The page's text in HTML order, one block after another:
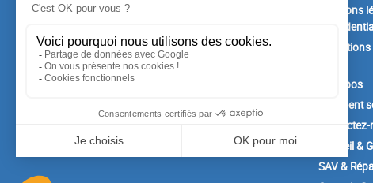
Nouveaux produits
Mentions
A propos
Paiement
Conseil &
SAV &